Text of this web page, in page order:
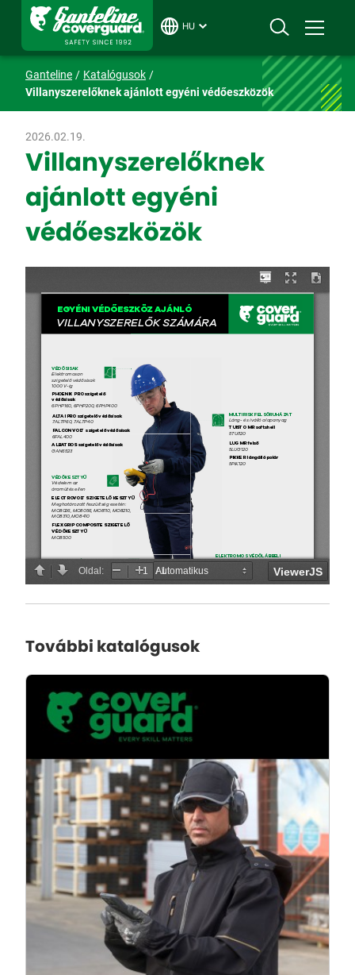
HU
Ganteline
Katalógusok
Villanyszerelőknek ajánlott egyéni védőeszközök
2026.02.19.
Villanyszerelőknek
ajánlott egyéni
védőeszközök
További katalógusok